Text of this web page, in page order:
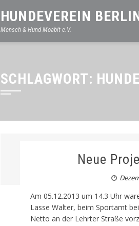
HUNDEVEREIN
Mensch & Hund Moabit e.V.
SCHLAGWORT:
Neue
Am 05.12.2013 um 14.3 Uhr
Lasse Walter, beim Sportamt
Netto an der Lehrter Straße